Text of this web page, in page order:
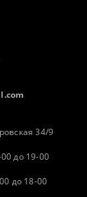
34/9
до 19-00
до 18-00